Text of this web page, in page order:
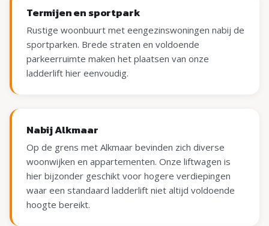
Termijen en sportpark
Rustige woonbuurt met eengezinswoningen nabij de
sportparken. Brede straten en voldoende
parkeerruimte maken het plaatsen van onze
ladderlift hier eenvoudig.
Nabij Alkmaar
Op de grens met Alkmaar bevinden zich diverse
woonwijken en appartementen. Onze liftwagen is
hier bijzonder geschikt voor hogere verdiepingen
waar een standaard ladderlift niet altijd voldoende
hoogte bereikt.